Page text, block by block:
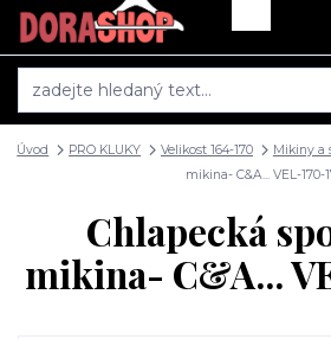
Úvod PRO KLUKY Velikost 164-170 Mikiny a
mikina- C&A... VEL-170-
Chlapecká
mikina- C&A...